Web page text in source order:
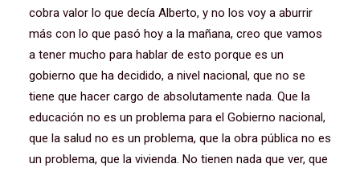
cobra valor lo que decía Alberto, y no los voy a aburrir
más con lo que pasó hoy a la mañana, creo que vamos
a tener mucho para hablar de esto porque es un
gobierno que ha decidido, a nivel nacional, que no se
tiene que hacer cargo de absolutamente nada. Que la
educación no es un problema para el Gobierno nacional,
que la salud no es un problema, que la obra pública no es
un problema, que la vivienda. No tienen nada que ver, que